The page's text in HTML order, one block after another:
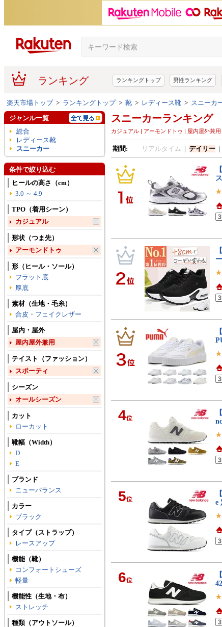
ランキング ランキングトップ 男性ランキング
楽天市場トップ> ランキングトップ> 靴 > レディース靴 > スニーカ
スニーカーランキング
カジュアル | アーモンドトゥ | 屋内屋外兼
期間: リアルタイム | デイリー|
4位
5位
e
6位
ジャンル一覧
総合
レディース靴
スニーカー
条件で絞り込む
ヒールの高さ（cm）
3.0 ～ 4.9
TPO（着用シーン）
カジュアル
形状（つま先）
アーモンドトゥ
形（ヒール・ソール）
フラット底
厚底
素材（生地・毛糸）
合皮・フェイクレザー
屋内・屋外
屋内屋外兼用
テイスト（ファッション）
スポーティ
シーズン
オールシーズン
カット
ローカット
靴幅（Width）
D
E
ブランド
ニューバランス
カラー
ブラック
タイプ（ストラップ）
レースアップ
機能（靴）
コンフォートシューズ
軽量
機能性（生地・布）
ストレッチ
種類（アウトソール）